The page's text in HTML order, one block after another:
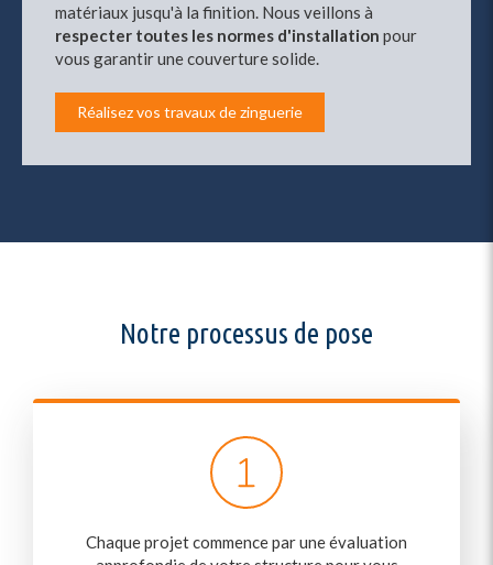
matériaux jusqu'à la finition. Nous veillons à
respecter toutes les normes d'installation pour
vous garantir une couverture solide.
Réalisez vos travaux de zinguerie
Notre processus de pose
Chaque projet commence par une évaluation